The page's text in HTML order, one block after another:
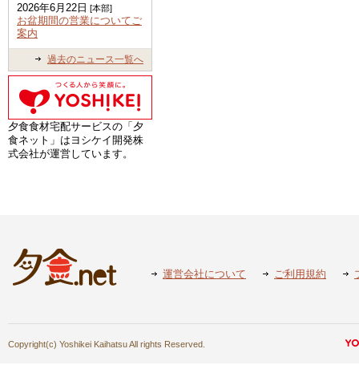
2026年6月22日 [本部]
お盆期間の営業についてご
案内
過去のニュース一覧へ
夕食食材宅配サービスの「夕
食ネット」はヨシケイ開発株
式会社が運営しています。
運営会社について ご利用規約
Copyright(c) Yoshikei Kaihatsu All rights Reserved.